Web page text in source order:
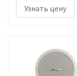
Узнать цену